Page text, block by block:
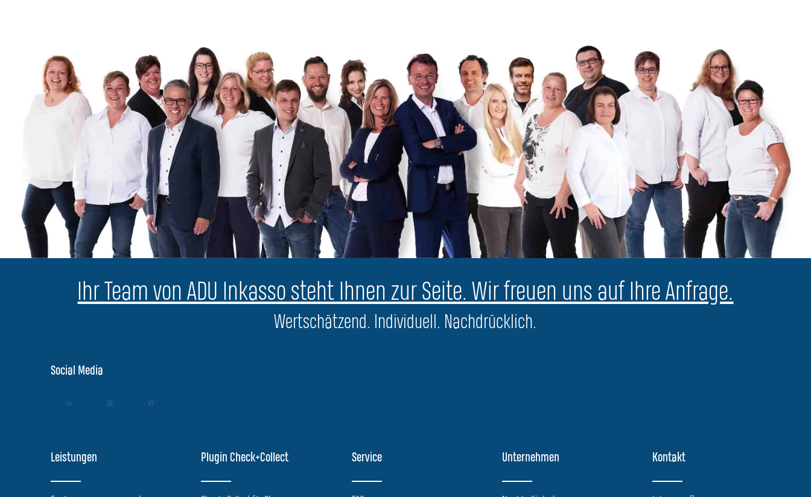
Ihr Team von ADU Inkasso steht Ihnen zur Seite. Wir freuen uns auf Ihre Anfrage.
Wertschätzend. Individuell. Nachdrücklich.
Social Media
Leistungen Plugin Check+Collect Service Unternehmen Kontakt